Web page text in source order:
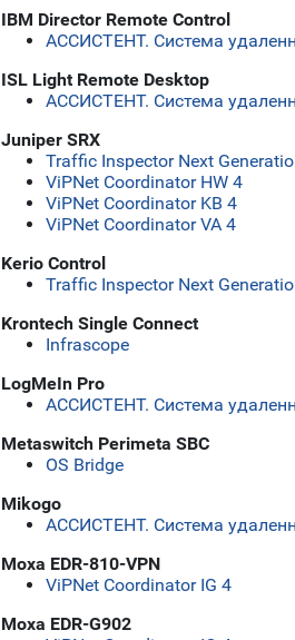
IBM Director Remote Control
АССИСТЕНТ. Система
ISL Light Remote Desktop
АССИСТЕНТ. Система
Juniper SRX
Traffic Inspector Next
ViPNet Coordinator HW 4
ViPNet Coordinator KB 4
ViPNet Coordinator VA 4
Kerio Control
Traffic Inspector Next
Krontech Single Connect
Infrascope
LogMeIn Pro
АССИСТЕНТ. Система
Metaswitch Perimeta SBC
OS Bridge
Mikogo
АССИСТЕНТ. Система
Moxa EDR-810-VPN
ViPNet Coordinator IG 4
Moxa EDR-G902